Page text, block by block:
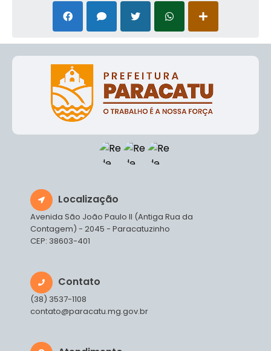
Localização
Avenida São João Paulo II (Antiga Rua da
Contagem) - 2045 - Paracatuzinho
CEP: 38603-401
Contato
(38) 3537-1108
contato@paracatu.mg.gov.br